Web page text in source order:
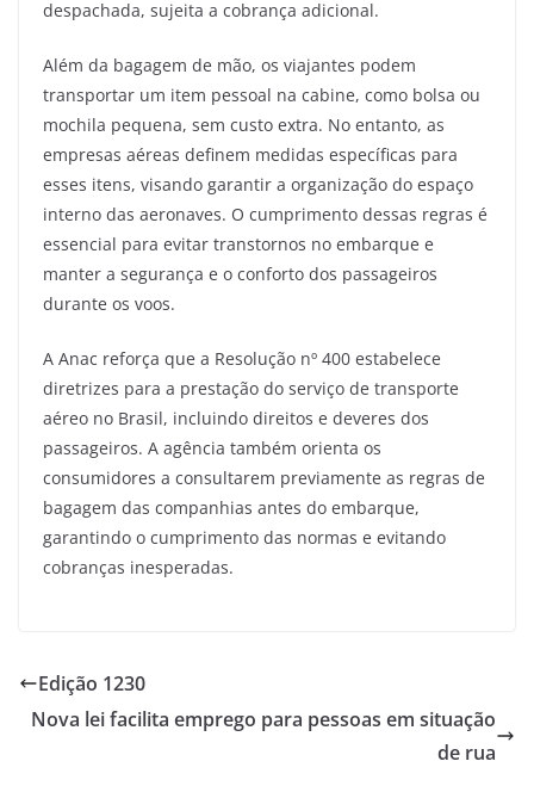
despachada, sujeita a cobrança adicional.
Além da bagagem de mão, os viajantes podem
transportar um item pessoal na cabine, como bolsa ou
mochila pequena, sem custo extra. No entanto, as
empresas aéreas definem medidas específicas para
esses itens, visando garantir a organização do espaço
interno das aeronaves. O cumprimento dessas regras é
essencial para evitar transtornos no embarque e
manter a segurança e o conforto dos passageiros
durante os voos.
A Anac reforça que a Resolução nº 400 estabelece
diretrizes para a prestação do serviço de transporte
aéreo no Brasil, incluindo direitos e deveres dos
passageiros. A agência também orienta os
consumidores a consultarem previamente as regras de
bagagem das companhias antes do embarque,
garantindo o cumprimento das normas e evitando
cobranças inesperadas.
Edição 1230
Nova lei facilita emprego para pessoas em situação
de rua